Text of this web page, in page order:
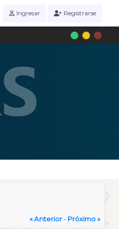
Ingresar Registrarse
« Anterior- Próximo »